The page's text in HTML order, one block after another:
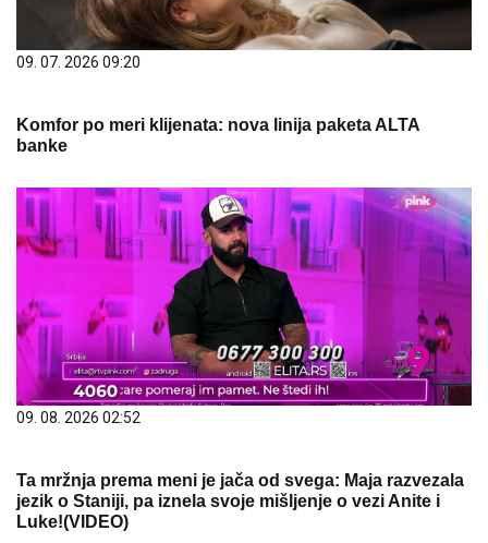
09. 07. 2026 09:20
Komfor po meri klijenata: nova linija paketa ALTA
banke
09. 08. 2026 02:52
Ta mržnja prema meni je jača od svega: Maja razvezala
jezik o Staniji, pa iznela svoje mišljenje o vezi Anite i
Luke!(VIDEO)